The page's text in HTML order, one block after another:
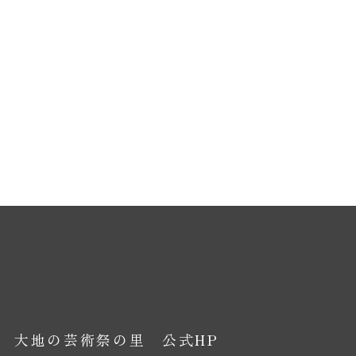
大地の芸術祭の里 公式HP